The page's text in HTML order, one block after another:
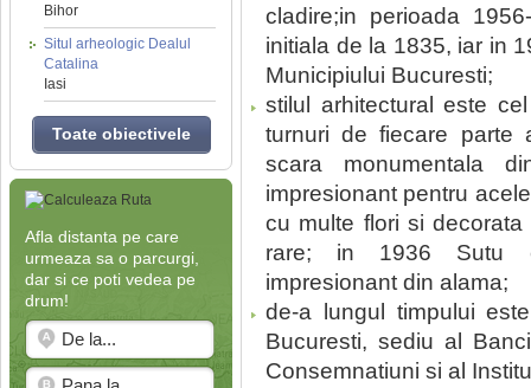
Bihor
Situl arheologic Dealul
Catalina
Iasi
Toate obiectivele
Afla distanta pe care
urmeaza sa o parcurgi,
dar si ce poti vedea pe
drum!
cladire;in perioada
initiala de la 1835, iar in
Municipiului Bucuresti;
stilul arhitectural este
turnuri de fiecare parte
scara monumentala
impresionant pentru
cu multe flori si
rare; in 1936 Sutu
impresionant din alama;
de-a lungul timpului
Bucuresti, sediu al
Consemnatiuni si al